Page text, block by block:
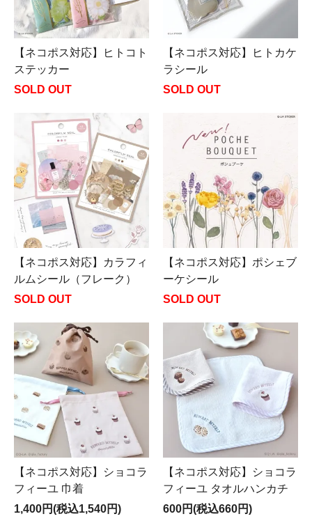
【ネコポス対応】ヒトコト
ステッカー
SOLD OUT
【ネコポス対応】ヒトカケ
ラシール
SOLD OUT
【ネコポス対応】カラフィ
ルムシール（フレーク）
SOLD OUT
【ネコポス対応】ポシェブ
ーケシール
SOLD OUT
【ネコポス対応】ショコラ
フィーユ 巾着
1,400円(税込1,540円)
【ネコポス対応】ショコラ
フィーユ タオルハンカチ
600円(税込660円)